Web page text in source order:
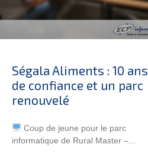
Ségala Aliments : 10 ans
de confiance et un parc
renouvelé
Coup de jeune pour le parc
informatique de Rural Master –